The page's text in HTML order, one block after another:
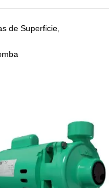
de Superficie